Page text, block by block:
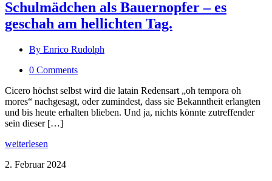
Schulmädchen als Bauernopfer – es
geschah am hellichten Tag.
By Enrico Rudolph
0 Comments
Cicero höchst selbst wird die latain Redensart „oh tempora oh
mores“ nachgesagt, oder zumindest, dass sie Bekanntheit erlangten
und bis heute erhalten blieben. Und ja, nichts könnte zutreffender
sein dieser […]
weiterlesen
2. Februar 2024